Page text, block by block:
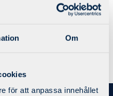
Om
för att anpassa innehållet
Carin och Emma